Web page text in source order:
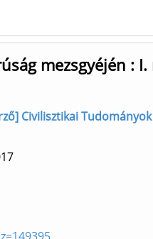
mezsgyéjén : I.
Civilisztikai Tudományok